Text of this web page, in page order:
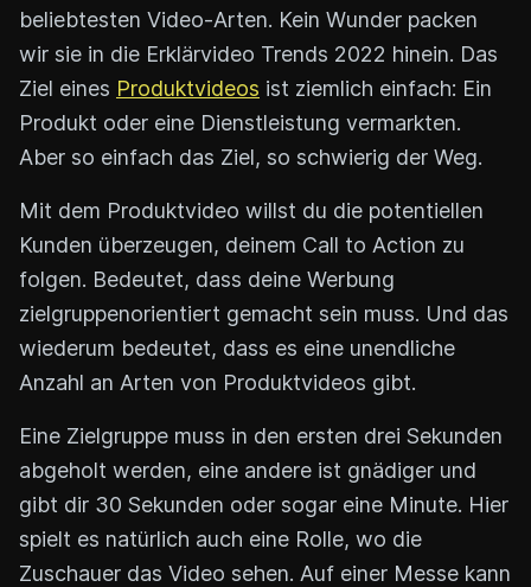
beliebtesten Video-Arten. Kein Wunder packen
wir sie in die Erklärvideo Trends 2022 hinein. Das
Ziel eines Produktvideos ist ziemlich einfach: Ein
Produkt oder eine Dienstleistung vermarkten.
Aber so einfach das Ziel, so schwierig der Weg.
Mit dem Produktvideo willst du die potentiellen
Kunden überzeugen, deinem Call to Action zu
folgen. Bedeutet, dass deine Werbung
zielgruppenorientiert gemacht sein muss. Und das
wiederum bedeutet, dass es eine unendliche
Anzahl an Arten von Produktvideos gibt.
Eine Zielgruppe muss in den ersten drei Sekunden
abgeholt werden, eine andere ist gnädiger und
gibt dir 30 Sekunden oder sogar eine Minute. Hier
spielt es natürlich auch eine Rolle, wo die
Zuschauer das Video sehen. Auf einer Messe kann